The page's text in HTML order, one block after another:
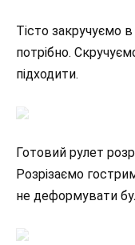
Тісто закручуємо
потрібно.
підходити.
Готовий рулет
Розрізаємо
не деформувати